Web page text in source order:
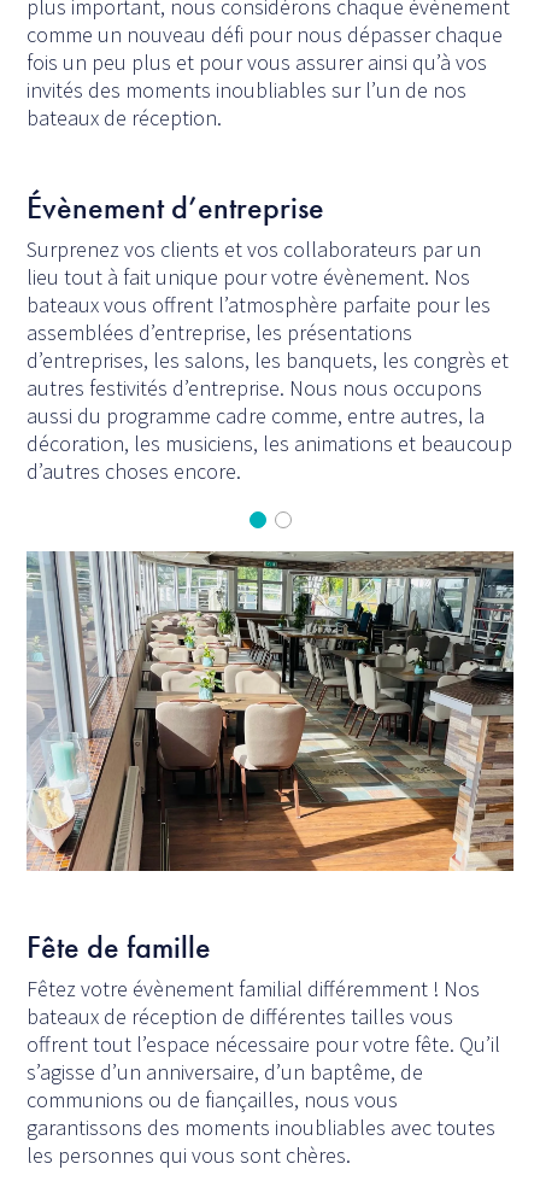
plus important, nous considérons chaque évènement
comme un nouveau défi pour nous dépasser chaque
fois un peu plus et pour vous assurer ainsi qu’à vos
invités des moments inoubliables sur l’un de nos
bateaux de réception.
Évènement d’entreprise
Surprenez vos clients et vos collaborateurs par un
lieu tout à fait unique pour votre évènement. Nos
bateaux vous offrent l’atmosphère parfaite pour les
assemblées d’entreprise, les présentations
d’entreprises, les salons, les banquets, les congrès et
autres festivités d’entreprise. Nous nous occupons
aussi du programme cadre comme, entre autres, la
décoration, les musiciens, les animations et beaucoup
d’autres choses encore.
Fête de famille
Fêtez votre évènement familial différemment ! Nos
bateaux de réception de différentes tailles vous
offrent tout l’espace nécessaire pour votre fête. Qu’il
s’agisse d’un anniversaire, d’un baptême, de
communions ou de fiançailles, nous vous
garantissons des moments inoubliables avec toutes
les personnes qui vous sont chères.